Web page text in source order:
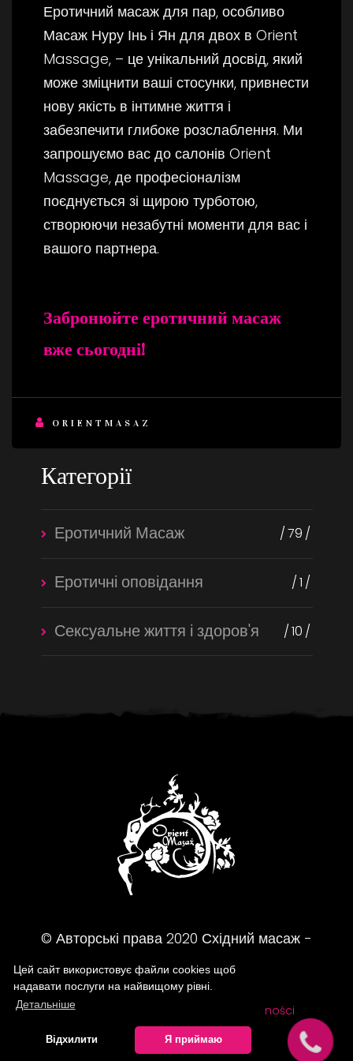
Цей сайт використовує файли cookies щоб
надавати послуги на найвищому рівні.
Детальніше
Відхилити Я приймаю
Еротичний масаж для пар, особливо
Масаж Нуру Інь і Ян для двох в Orient
Massage, – це унікальний досвід, який
може зміцнити ваші стосунки, привнести
нову якість в інтимне життя і
забезпечити глибоке розслаблення. Ми
запрошуємо вас до салонів Orient
Massage, де професіоналізм
поєднується зі щирою турботою,
створюючи незабутні моменти для вас і
вашого партнера.
Забронюйте еротичний масаж
вже сьогодні!
ORIENTMASAZ
Категорії
Еротичний Масаж 79
Еротичні оповідання 1
Сексуальне життя і здоров'я 10
© Авторські права 2020 Східний масаж -
Масажний салон
FAQ Polityka prywatności